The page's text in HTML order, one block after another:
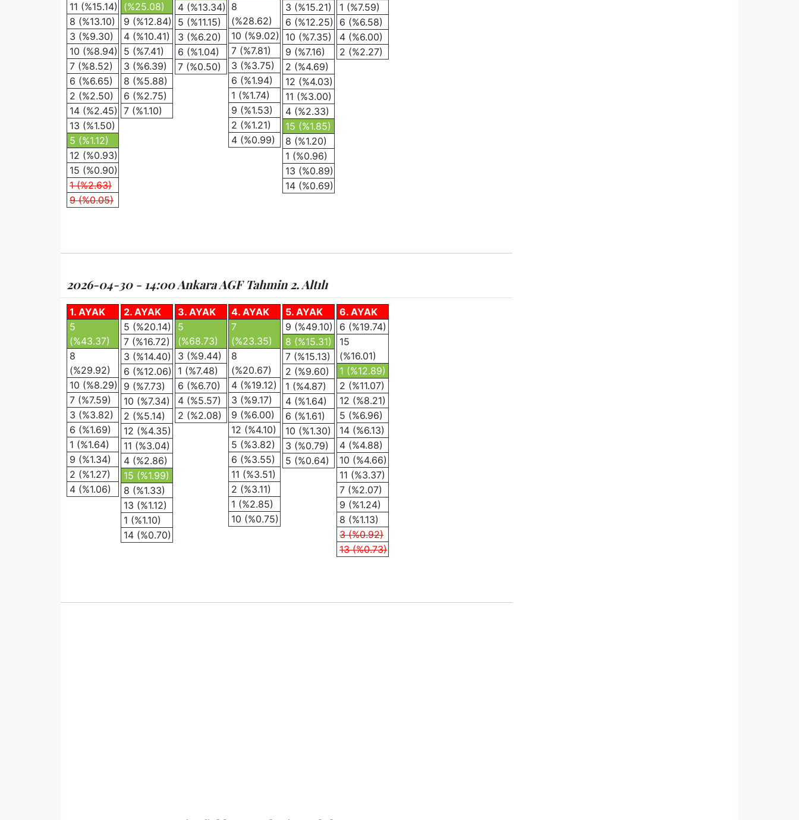
11 (%15.14)
8 (%13.10)
3 (%9.30)
10 (%8.94)
7 (%8.52)
6 (%6.65)
2 (%2.50)
14 (%2.45)
13 (%1.50)
5 (%1.12)
12 (%0.93)
15 (%0.90)
1 (%2.63)
9 (%0.05)
(%25.08)
9 (%12.84)
4 (%10.41)
5 (%7.41)
3 (%6.39)
8 (%5.88)
6 (%2.75)
7 (%1.10)
4 (%13.34)
5 (%11.15)
3 (%6.20)
6 (%1.04)
7 (%0.50)
8
(%28.62)
10 (%9.02)
7 (%7.81)
3 (%3.75)
6 (%1.94)
1 (%1.74)
9 (%1.53)
2 (%1.21)
4 (%0.99)
3 (%15.21)
6 (%12.25)
10 (%7.35)
9 (%7.16)
2 (%4.69)
12 (%4.03)
11 (%3.00)
4 (%2.33)
15 (%1.85)
8 (%1.20)
1 (%0.96)
13 (%0.89)
14 (%0.69)
1 (%7.59)
6 (%6.58)
4 (%6.00)
2 (%2.27)
2026-04-30 - 14:00 Ankara AGF Tahmin 2. Altılı
1. AYAK
5
(%43.37)
8
(%29.92)
10 (%8.29)
7 (%7.59)
3 (%3.82)
6 (%1.69)
1 (%1.64)
9 (%1.34)
2 (%1.27)
4 (%1.06)
2. AYAK
5 (%20.14)
7 (%16.72)
3 (%14.40)
6 (%12.06)
9 (%7.73)
10 (%7.34)
2 (%5.14)
12 (%4.35)
11 (%3.04)
4 (%2.86)
15 (%1.99)
8 (%1.33)
13 (%1.12)
1 (%1.10)
14 (%0.70)
3. AYAK
5
(%68.73)
3 (%9.44)
1 (%7.48)
6 (%6.70)
4 (%5.57)
2 (%2.08)
4. AYAK
7
(%23.35)
8
(%20.67)
4 (%19.12)
3 (%9.17)
9 (%6.00)
12 (%4.10)
5 (%3.82)
6 (%3.55)
11 (%3.51)
2 (%3.11)
1 (%2.85)
10 (%0.75)
5. AYAK
9 (%49.10)
8 (%15.31)
7 (%15.13)
2 (%9.60)
1 (%4.87)
4 (%1.64)
6 (%1.61)
10 (%1.30)
3 (%0.79)
5 (%0.64)
6. AYAK
6 (%19.74)
15
(%16.01)
1 (%12.89)
2 (%11.07)
12 (%8.21)
5 (%6.96)
14 (%6.13)
4 (%4.88)
10 (%4.66)
11 (%3.37)
7 (%2.07)
9 (%1.24)
8 (%1.13)
3 (%0.92)
13 (%0.73)